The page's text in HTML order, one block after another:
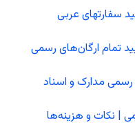
سفارتهای عربی
تمام ارگان‌های رسمی
رسمی مدارک و اسناد
| نکات و هزینه‌ها